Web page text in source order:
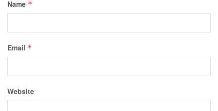
Name *
Email *
Website